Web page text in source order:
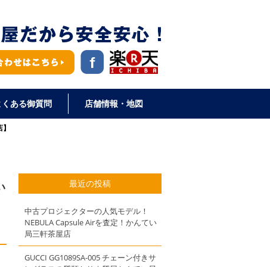
くある御質問 店舗情報・地図
最近の投稿
中古プロジェクターの人気モデル！
NEBULA Capsule Airを査定！かんてい
局三軒茶屋店
GUCCI GG1089SA-005 チェーン付きサ